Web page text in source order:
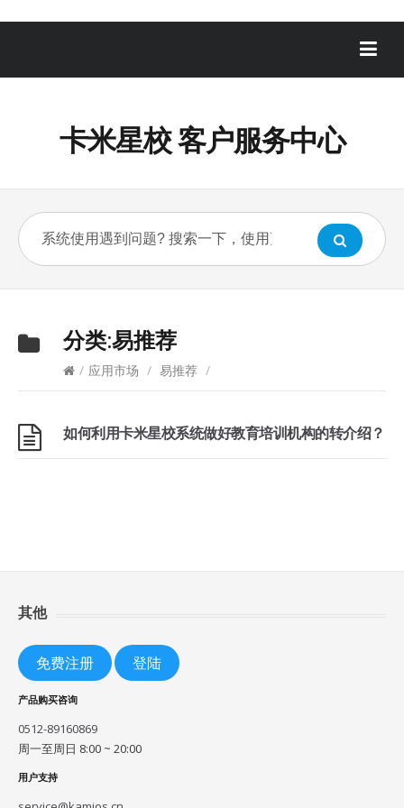
卡米星校 客户服务中心
分类:易推荐
/ 应用市场 / 易推荐 /
如何利用卡米星校系统做好教育培训机构的转介绍？
其他
免费注册 登陆
产品购买咨询
0512-89160869
周一至周日 8:00 ~ 20:00
用户支持